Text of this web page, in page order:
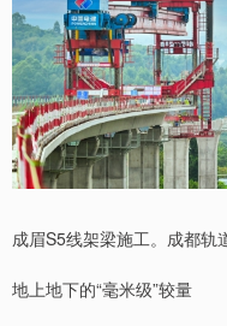
成眉S5线架梁施工。成都轨
地上地下的“毫米级”较量